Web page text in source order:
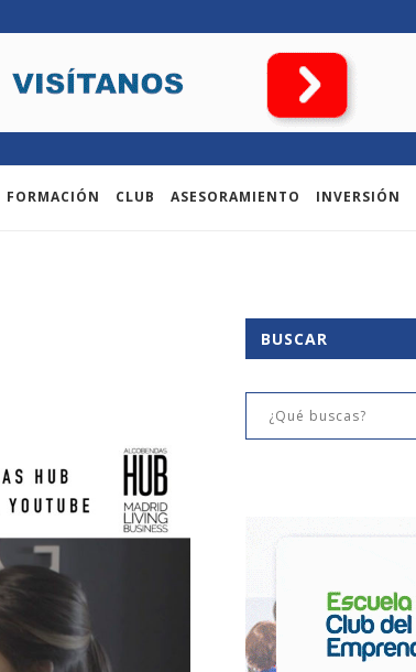
FORMACIÓN CLUB ASESORAMIENTO INVERSIÓN
BUSCAR